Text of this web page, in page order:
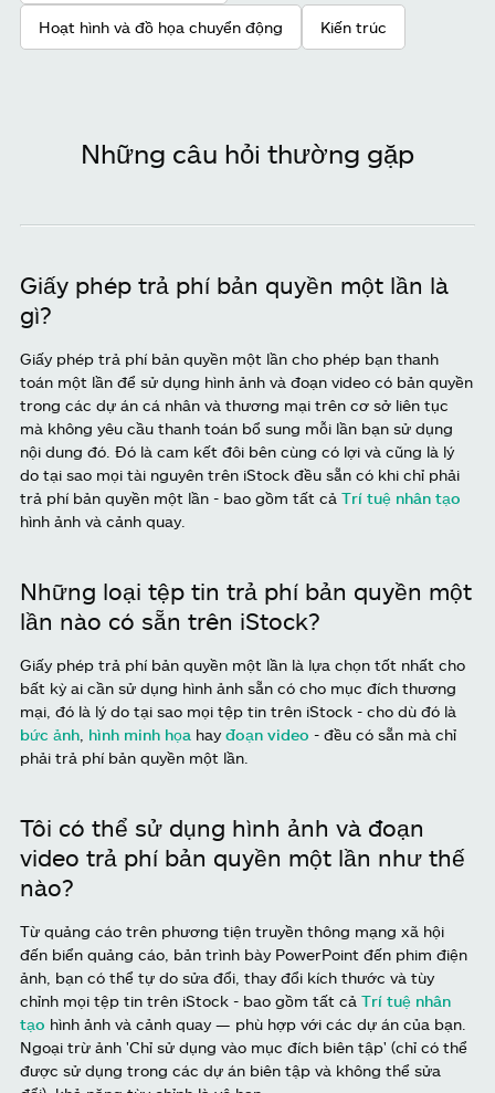
Hoạt hình và đồ họa chuyển động Kiến trúc
Những câu hỏi thường gặp
Giấy phép trả phí bản quyền một lần là
gì?
Giấy phép trả phí bản quyền một lần cho phép bạn thanh
toán một lần để sử dụng hình ảnh và đoạn video có bản quyền
trong các dự án cá nhân và thương mại trên cơ sở liên tục
mà không yêu cầu thanh toán bổ sung mỗi lần bạn sử dụng
nội dung đó. Đó là cam kết đôi bên cùng có lợi và cũng là lý
do tại sao mọi tài nguyên trên iStock đều sẵn có khi chỉ phải
trả phí bản quyền một lần - bao gồm tất cả Trí tuệ nhân tạo
hình ảnh và cảnh quay.
Những loại tệp tin trả phí bản quyền một
lần nào có sẵn trên iStock?
Giấy phép trả phí bản quyền một lần là lựa chọn tốt nhất cho
bất kỳ ai cần sử dụng hình ảnh sẵn có cho mục đích thương
mại, đó là lý do tại sao mọi tệp tin trên iStock - cho dù đó là
bức ảnh hình minh họa hay đoạn video - đều có sẵn mà chỉ
phải trả phí bản quyền một lần.
Tôi có thể sử dụng hình ảnh và đoạn
video trả phí bản quyền một lần như thế
nào?
Từ quảng cáo trên phương tiện truyền thông mạng xã hội
đến biển quảng cáo, bản trình bày PowerPoint đến phim điện
ảnh, bạn có thể tự do sửa đổi, thay đổi kích thước và tùy
chỉnh mọi tệp tin trên iStock - bao gồm tất cả Trí tuệ nhân
tạo hình ảnh và cảnh quay — phù hợp với các dự án của bạn.
Ngoại trừ ảnh 'Chỉ sử dụng vào mục đích biên tập' (chỉ có thể
được sử dụng trong các dự án biên tập và không thể sửa